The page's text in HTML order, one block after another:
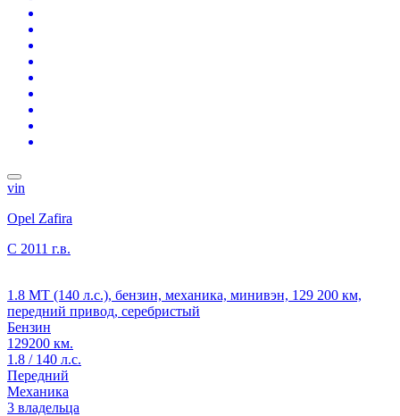
vin
Opel Zafira
C 2011 г.в.
1.8 MT (140 л.с.), бензин, механика, минивэн, 129 200 км,
передний привод, серебристый
Бензин
129200 км.
1.8 / 140 л.с.
Передний
Механика
3 владельца